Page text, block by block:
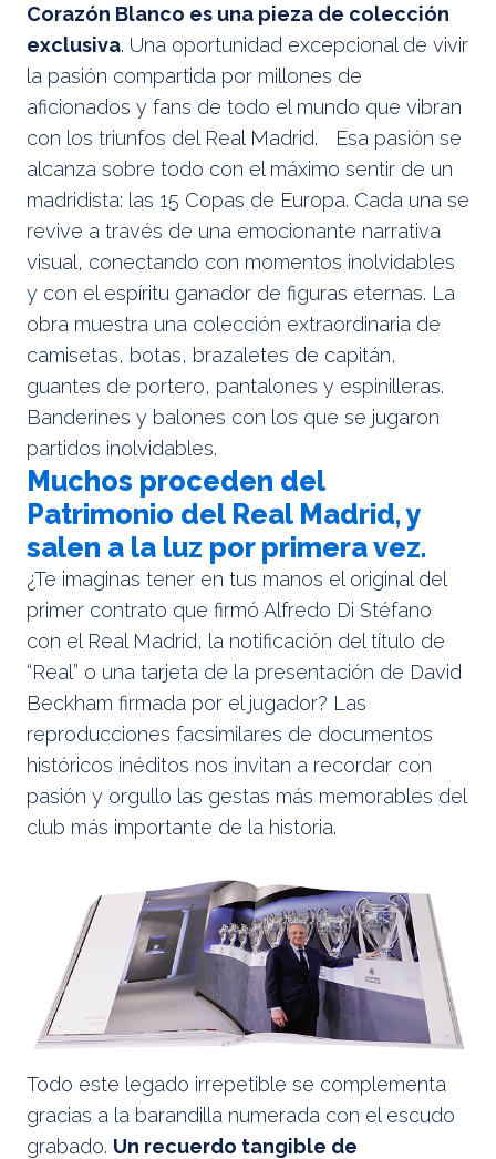
Corazón Blanco es una pieza de colección
exclusiva. Una oportunidad excepcional de vivir
la pasión compartida por millones de
aficionados y fans de todo el mundo que vibran
con los triunfos del Real Madrid. Esa pasión se
alcanza sobre todo con el máximo sentir de un
madridista: las 15 Copas de Europa. Cada una se
revive a través de una emocionante narrativa
visual, conectando con momentos inolvidables
y con el espíritu ganador de figuras eternas. La
obra muestra una colección extraordinaria de
camisetas, botas, brazaletes de capitán,
guantes de portero, pantalones y espinilleras.
Banderines y balones con los que se jugaron
partidos inolvidables.
Muchos proceden del
Patrimonio del Real Madrid, y
salen a la luz por primera vez.
¿Te imaginas tener en tus manos el original del
primer contrato que firmó Alfredo Di Stéfano
con el Real Madrid, la notificación del título de
“Real” o una tarjeta de la presentación de David
Beckham firmada por el jugador? Las
reproducciones facsimilares de documentos
históricos inéditos nos invitan a recordar con
pasión y orgullo las gestas más memorables del
club más importante de la historia.
Todo este legado irrepetible se complementa
gracias a la barandilla numerada con el escudo
grabado. Un recuerdo tangible de